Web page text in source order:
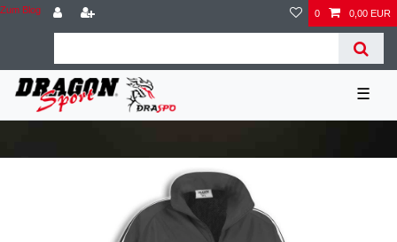
Zum Blog 0 0,00 EUR
☰